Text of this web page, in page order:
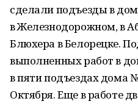
сделали подъезды в
в Железнодорожном, в
Блюхера в Белорецке.
выполненных работ в
в пяти подъездах дома
Октября. Еще в работе